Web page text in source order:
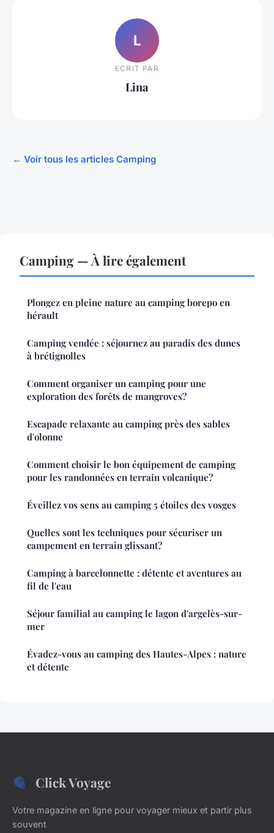
L
ECRIT PAR
Lina
← Voir tous les articles Camping
Camping — À lire également
Plongez en pleine nature au camping borepo en
hérault
Camping vendée : séjournez au paradis des dunes
à brétignolles
Comment organiser un camping pour une
exploration des forêts de mangroves?
Escapade relaxante au camping près des sables
d'olonne
Comment choisir le bon équipement de camping
pour les randonnées en terrain volcanique?
Éveillez vos sens au camping 5 étoiles des vosges
Quelles sont les techniques pour sécuriser un
campement en terrain glissant?
Camping à barcelonnette : détente et aventures au
fil de l'eau
Séjour familial au camping le lagon d'argelès-sur-
mer
Évadez-vous au camping des Hautes-Alpes : nature
et détente
Click Voyage
Votre magazine en ligne pour voyager mieux et partir plus
souvent